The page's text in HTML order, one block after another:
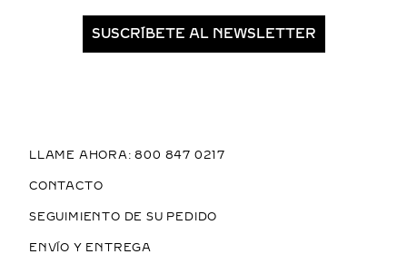
SUSCRÍBETE AL NEWSLETTER
LLAME AHORA: 800 847 0217
CONTACTO
SEGUIMIENTO DE SU PEDIDO
ENVÍO Y ENTREGA